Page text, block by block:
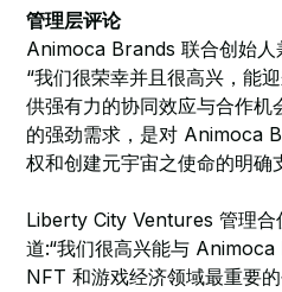
管理层评论
Animoca Brands 联合创始人
“我们很荣幸并且很高兴，能
供强有力的协同效应与合作机
的强劲需求，是对 Animoca
权和创建元宇宙之使命的明确
Liberty City Ventures 管理
道:“我们很高兴能与
NFT 和游戏经济领域最重要